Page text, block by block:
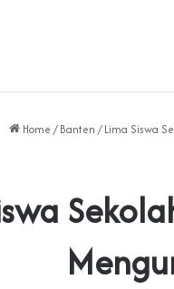
Home / Banten / Lima Siswa